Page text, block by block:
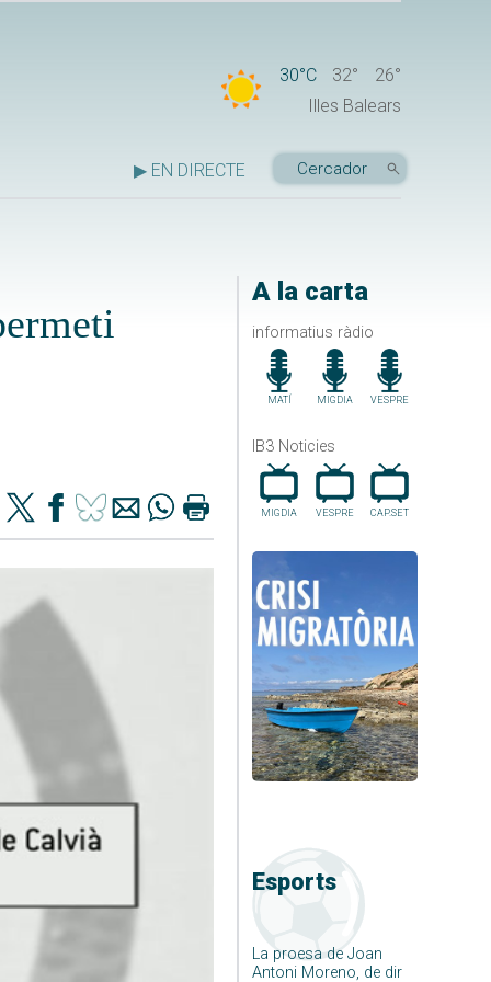
30°C 32°
26°
Illes Balears
▶ EN DIRECTE
A la carta
informatius ràdio
MATÍ MIGDIA VESPRE
IB3 Noticies
MIGDIA VESPRE CAP.SET
Esports
La proesa de Joan
Antoni Moreno, de dir